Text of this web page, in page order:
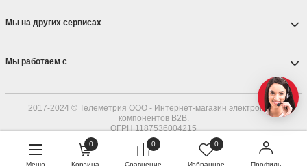
Мы на других сервисах
Мы работаем с
2017-2024 © Телеметрия ООО - Интернет-магазин электронных
компонентов B2B.
ОГРН 1187536004215
Меню
0
Корзина
0
Сравнение
0
Избранное Профиль